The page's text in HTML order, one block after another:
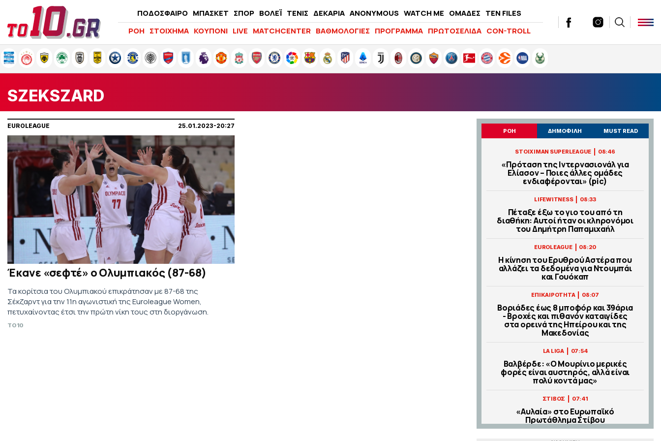
ΠΟΔΟΣΦΑΙΡΟ ΜΠΑΣΚΕΤ ΣΠΟΡ ΒΟΛΕΪ ΤΕΝΙΣ ΔΕΚΑΡΙΑ ANONYMOUS WATCH ME ΟΜΑΔΕΣ TEN FILES
LIFEWITNESS
ΡΟΗ ΣΤΟΙΧΗΜΑ ΚΟΥΠΟΝΙ LIVE MATCHCENTER ΒΑΘΜΟΛΟΓΙΕΣ ΠΡΟΓΡΑΜΜΑ ΠΡΩΤΟΣΕΛΙΔΑ CON-TROLL
SZEKSZARD
EUROLEAGUE 25.01.2023-20:27
Έκανε «σεφτέ» ο Ολυμπιακός (87-68)
Τα κορίτσια του Ολυμπιακού επικράτησαν με 87-68 της
Σέκζαρντ για την 11η αγωνιστική της Euroleague Women,
πετυχαίνοντας έτσι την πρώτη νίκη τους στη διοργάνωση.
TO10
ΡΟΗ ΔΗΜΟΦΙΛΗ MUST READ
STOIXIMAN SUPERLEAGUE 08:46
«Πρόταση της Ιντερνασιονάλ για
Ελίασον – Ποιες άλλες ομάδες
ενδιαφέρονται» (pic)
LIFEWITNESS 08:33
Πέταξε έξω το γιο του από τη
διαθήκη: Αυτοί ήταν οι κληρονόμοι
του Δημήτρη Παπαμιχαήλ
EUROLEAGUE 08:20
Η κίνηση του Ερυθρού Αστέρα που
αλλάζει τα δεδομένα για Ντουμπάι
και Γουόκαπ
ΕΠΙΚΑΙΡΟΤΗΤΑ 08:07
Βοριάδες έως 8 μποφόρ και 39άρια
- Βροχές και πιθανόν καταιγίδες
στα ορεινά της Ηπείρου και της
Μακεδονίας
LA LIGA 07:54
Βαλβέρδε: «Ο Μουρίνιο μερικές
φορές είναι αυστηρός, αλλά είναι
πολύ κοντά μας»
ΣΤΙΒΟΣ 07:41
«Αυλαία» στο Ευρωπαϊκό
Πρωτάθλημα Στίβου